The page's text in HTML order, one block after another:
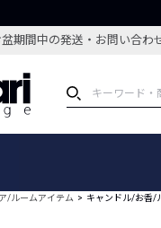
期間中の発送・お問い合わ
特
/ルームアイテム キャンドル/お香/